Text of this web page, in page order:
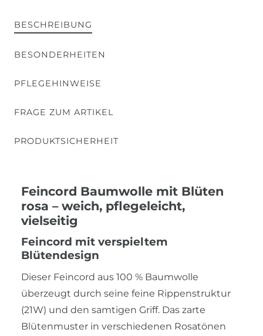
BESCHREIBUNG
BESONDERHEITEN
PFLEGEHINWEISE
FRAGE ZUM ARTIKEL
PRODUKTSICHERHEIT
Feincord Baumwolle mit Blüten
rosa – weich, pflegeleicht,
vielseitig
Feincord mit verspieltem
Blütendesign
Dieser Feincord aus 100 % Baumwolle
überzeugt durch seine feine Rippenstruktur
(21W) und den samtigen Griff. Das zarte
Blütenmuster in verschiedenen Rosatönen